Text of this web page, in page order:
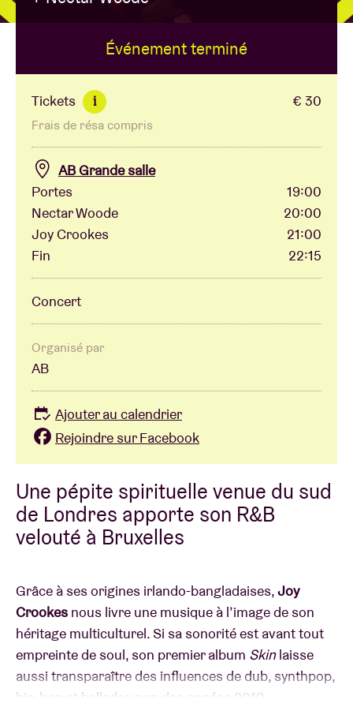
Location de salles
BRDCST
ABtv
Chèque-concert
À propos de l'AB
Contact
Une pépite spirituelle venue du sud
de Londres apporte son R&B
velouté à Bruxelles
Grâce à ses origines irlando-bangladaises,Joy
Crookes nous livre une musique à l’image de son
héritage multiculturel. Si sa sonorité est avant tout
empreinte de soul, son premier album Skinlaisse
aussi transparaître des influences de dub, synthpop,
hip-hop et ballades pop des années 2010.
Événement terminé
Tickets i € 30
Frais de résa compris
AB Grande salle
Portes
19:00
Nectar Woode
20:00
Joy Crookes
21:00
Fin
22:15
Concert
Organisé par
AB
Ajouter au calendrier
Rejoindre sur Facebook